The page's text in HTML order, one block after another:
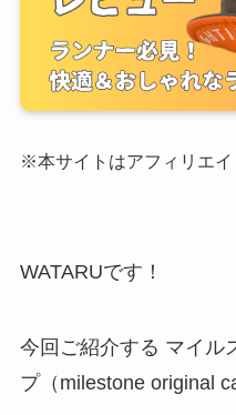
※本サイトはアフィリエイ
WATARUです！
今回ご紹介する マイル
プ（milestone original